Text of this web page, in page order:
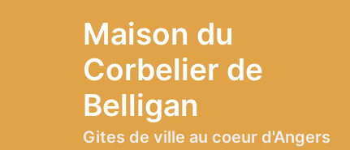
Maison du
Corbelier de
Belligan
Gites de ville au coeur d'Angers